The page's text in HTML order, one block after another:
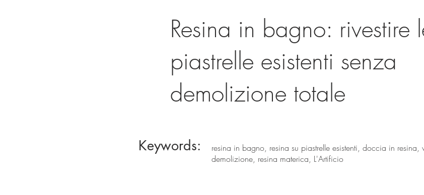
Resina in bagno: rivestire
piastrelle esistenti senza
demolizione totale
Keywords:
resina in bagno, resina su piastrelle esistenti, doccia in
demolizione, resina materica, L'Artificio